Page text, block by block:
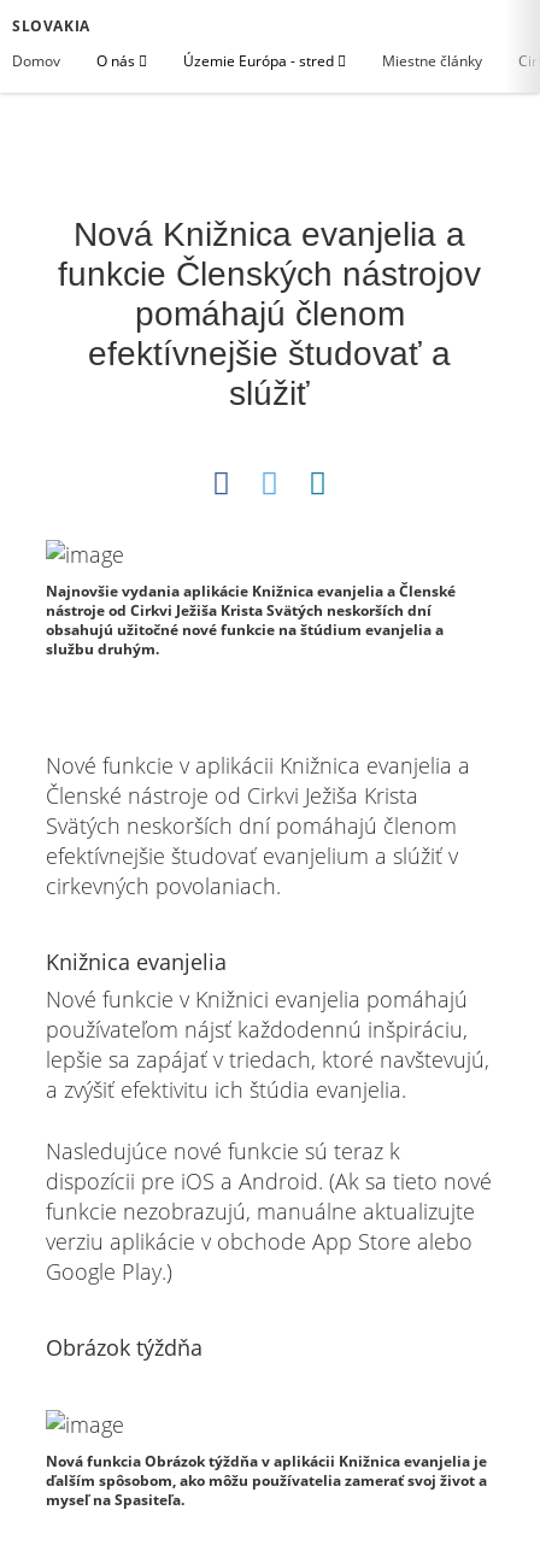
SLOVAKIA
Domov
O nás Územie Európa - stred Miestne články
Nová Knižnica evanjelia a
funkcie Členských nástrojov
pomáhajú členom
efektívnejšie študovať a
slúžiť
Najnovšie vydania aplikácie Knižnica evanjelia a Členské
nástroje od Cirkvi Ježiša Krista Svätých neskorších dní
obsahujú užitočné nové funkcie na štúdium evanjelia a
službu druhým.
Nové funkcie v aplikácii Knižnica evanjelia a
Členské nástroje od Cirkvi Ježiša Krista
Svätých neskorších dní pomáhajú členom
efektívnejšie študovať evanjelium a slúžiť v
cirkevných povolaniach.
Knižnica evanjelia
Nové funkcie v Knižnici evanjelia pomáhajú
používateľom nájsť každodennú inšpiráciu,
lepšie sa zapájať v triedach, ktoré navštevujú,
a zvýšiť efektivitu ich štúdia evanjelia.
Nasledujúce nové funkcie sú teraz k
dispozícii pre iOS a Android. (Ak sa tieto nové
funkcie nezobrazujú, manuálne aktualizujte
verziu aplikácie v obchode App Store alebo
Google Play.)
Obrázok týždňa
Nová funkcia Obrázok týždňa v aplikácii Knižnica evanjelia je
ďalším spôsobom, ako môžu používatelia zamerať svoj život a
myseľ na Spasiteľa.